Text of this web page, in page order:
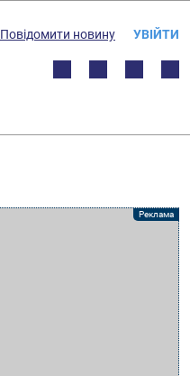
Повідомити новину УВІЙТИ